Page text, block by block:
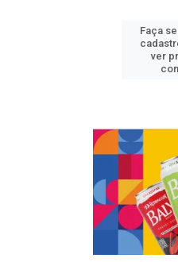
Faça
ver